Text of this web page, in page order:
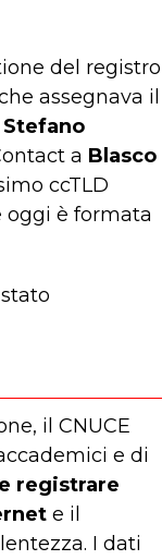
del registro
assegnava il
Stefano
a Blasco
ccTLD
oggi è formata
il CNUCE
e di
registrare
e il
I dati